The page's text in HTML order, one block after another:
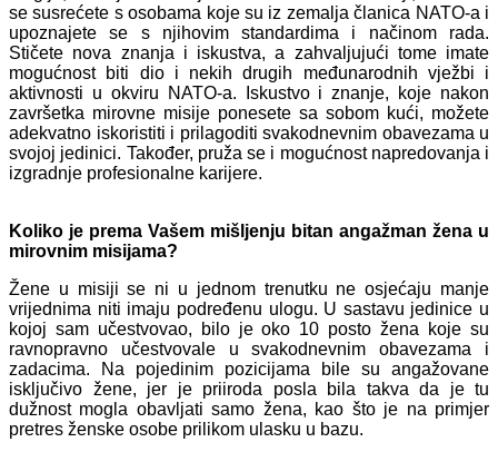
se susrećete s osobama koje su iz zemalja članica NATO-a i
upoznajete se s njihovim standardima i načinom rada.
Stičete nova znanja i iskustva, a zahvaljujući tome imate
mogućnost biti dio i nekih drugih međunarodnih vježbi i
aktivnosti u okviru NATO-a. Iskustvo i znanje, koje nakon
završetka mirovne misije ponesete sa sobom kući, možete
adekvatno iskoristiti i prilagoditi svakodnevnim obavezama u
svojoj jedinici. Također, pruža se i mogućnost napredovanja i
izgradnje profesionalne karijere.
Koliko je prema Vašem mišljenju bitan angažman žena u
mirovnim misijama?
Žene u misiji se ni u jednom trenutku ne osjećaju manje
vrijednima niti imaju podređenu ulogu. U sastavu jedinice u
kojoj sam učestvovao, bilo je oko 10 posto žena koje su
ravnopravno učestvovale u svakodnevnim obavezama i
zadacima. Na pojedinim pozicijama bile su angažovane
isključivo žene, jer je priiroda posla bila takva da je tu
dužnost mogla obavljati samo žena, kao što je na primjer
pretres ženske osobe prilikom ulasku u bazu.